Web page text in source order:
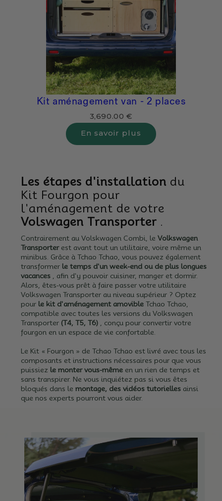
Kit aménagement van - 2 places
3,690.00 €
En savoir plus
Les étapes d'installation du
Kit Fourgon pour
l'aménagement de votre
Volswagen Transporter .
Contrairement au Volskwagen Combi, le Volkswagen
Transporterest avant tout un utilitaire, voire même un
minibus. Grâce à Tchao Tchao, vous pouvez également
transformer le temps d'un week-end ou de plus longues
vacances , afin d'y pouvoir cuisiner, manger et dormir.
Alors, êtes-vous prêt à faire passer votre utilitaire
Volkswagen Transporter au niveau supérieur ? Optez
pour le kit d'aménagement amovible Tchao Tchao,
compatible avec toutes les versions du Volkswagen
Transporter (T4, T5, T6) , conçu pour convertir votre
fourgon en un espace de vie confortable.
Le Kit « Fourgon » de Tchao Tchao est livré avec tous les
composants et instructions nécessaires pour que vous
puissiez le monter vous-même en un rien de temps et
sans transpirer. Ne vous inquiétez pas si vous êtes
bloqués dans le montage, des vidéos tutorielles ainsi
que nos experts pourront vous aider.